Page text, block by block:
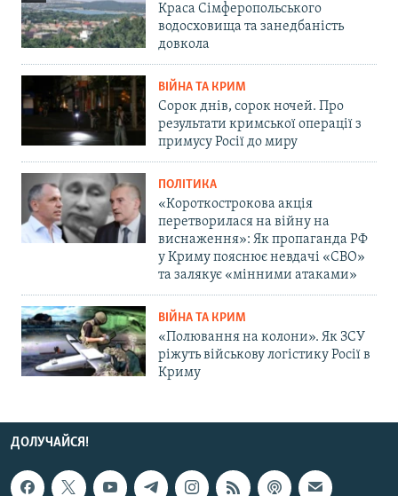
Краса Сімферопольського
водосховища та занедбаність
довкола
ВІЙНА ТА КРИМ
Сорок днів, сорок ночей. Про
результати кримської операції з
примусу Росії до миру
ПОЛІТИКА
«Короткострокова акція
перетворилася на війну на
виснаження»: Як пропаганда РФ
у Криму пояснює невдачі «СВО»
та залякує «мінними атаками»
ВІЙНА ТА КРИМ
«Полювання на колони». Як ЗСУ
ріжуть військову логістику Росії в
Криму
ДОЛУЧАЙСЯ!